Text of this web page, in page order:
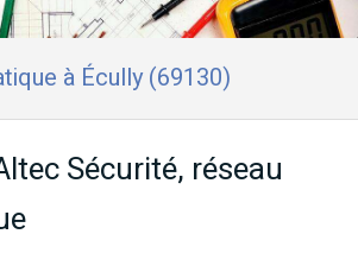
à Écully (69130)
Sécurité, réseau